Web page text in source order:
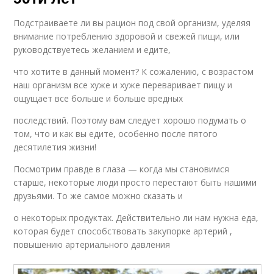
Подстраиваете ли вы рацион под свой организм, уделяя
внимание потреблению здоровой и свежей пищи, или
руководствуетесь желанием и едите,
что хотите в данный момент? К сожалению, с возрастом
наш организм все хуже и хуже переваривает пищу и
ощущает все больше и больше вредных
последствий. Поэтому вам следует хорошо подумать о
том, что и как вы едите, особенно после пятого
десятилетия жизни!
Посмотрим правде в глаза — когда мы становимся
старше, некоторые люди просто перестают быть нашими
друзьями. То же самое можно сказать и
о некоторых продуктах. Действительно ли нам нужна еда,
которая будет способствовать закупорке артерий ,
повышению артериального давления